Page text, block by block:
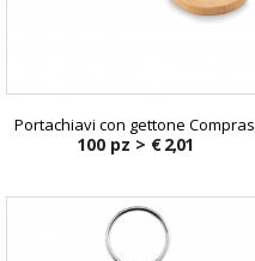
Portachiavi con gettone Compras
100 pz > € 2,01